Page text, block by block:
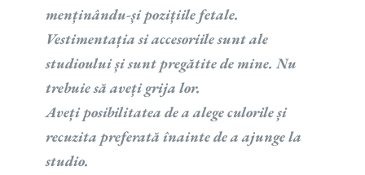
menținându-și pozițiile fetale.
Vestimentația si accesoriile sunt ale
studioului și sunt pregătite de mine. Nu
trebuie să aveți grija lor.
Aveți posibilitatea de a alege culorile și
recuzita preferată înainte de a ajunge la
studio.